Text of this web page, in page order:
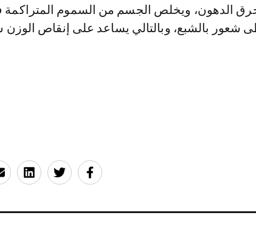
الدهون، ويخلص الجسم من السموم
شعور بالشبع، وبالتالي يساعد على إنقاص الوزن